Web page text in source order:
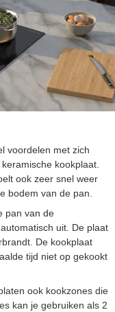
voordelen met zich
kookplaat.
ook zeer snel weer
bodem van de pan.
pan van de
uit. De plaat
De kookplaat
tijd niet op gekookt
ook kookzones die
kan je gebruiken als 2